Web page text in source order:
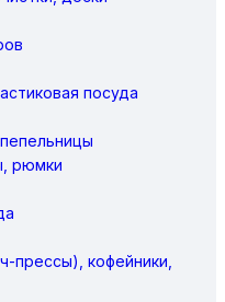
посуда
рюмки
прессы), кофейники,